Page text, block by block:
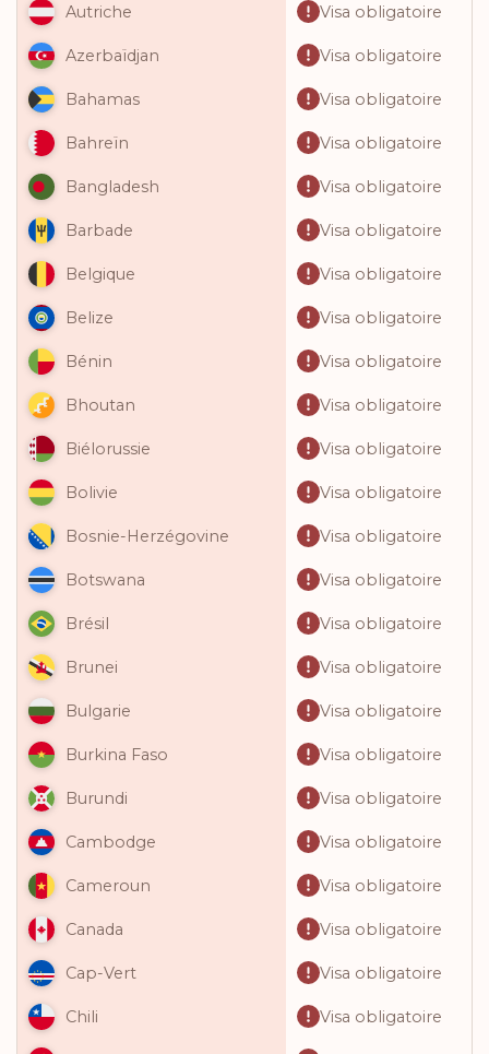
Autriche Visa obligatoire
Azerbaïdjan Visa obligatoire
Bahamas Visa obligatoire
Bahreïn Visa obligatoire
Bangladesh Visa obligatoire
Barbade Visa obligatoire
Belgique Visa obligatoire
Belize Visa obligatoire
Bénin Visa obligatoire
Bhoutan Visa obligatoire
Biélorussie Visa obligatoire
Bolivie Visa obligatoire
Bosnie-Herzégovine Visa obligatoire
Botswana Visa obligatoire
Brésil Visa obligatoire
Brunei Visa obligatoire
Bulgarie Visa obligatoire
Burkina Faso Visa obligatoire
Burundi Visa obligatoire
Cambodge Visa obligatoire
Cameroun Visa obligatoire
Canada Visa obligatoire
Cap-Vert Visa obligatoire
Chili Visa obligatoire